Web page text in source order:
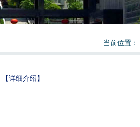
当前位置：
【详细介绍】